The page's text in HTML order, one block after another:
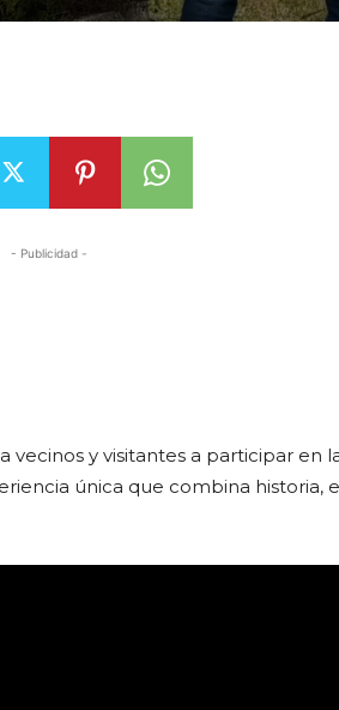
- Publicidad -
vecinos y visitantes a participar en
única que combina historia,